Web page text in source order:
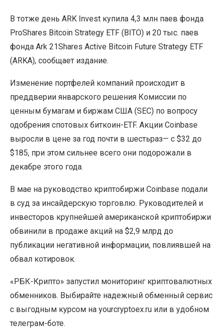
В тотже день ARK Invest купила 4,3 млн паев фонда
ProShares Bitcoin Strategy ETF (BITO) и 20 тыс. паев
фонда Ark 21Shares Active Bitcoin Future Strategy ETF
(ARKA), сообщает издание.
Изменение портфелей компаний происходит в
преддверии январского решения Комиссии по
ценным бумагам и биржам США (SEC) по вопросу
одобрения спотовых биткоин-ETF. Акции Coinbase
выросли в цене за год почти в шестьраз— с $32 до
$185, при этом сильнее всего они подорожали в
декабре этого года.
В мае на руководство криптобиржи Coinbase подали
в суд за инсайдерскую торговлю. Руководителей и
инвесторов крупнейшей американской криптобиржи
обвинили в продаже акций на $2,9 млрд до
публикации негативной информации, повлиявшей на
обвал котировок.
«РБК-Крипто» запустил мониторинг криптовалютных
обменников. Выбирайте надежный обменный сервис
с выгодным курсом на yourcryptoex.ru или в удобном
телеграм-боте.